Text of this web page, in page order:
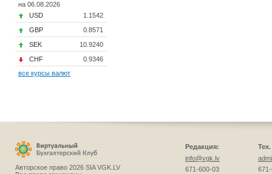
на 06.08.2026
USD
1.1542
GBP
0.8571
SEK
10.9240
CHF
0.9346
все курсы валют
Авторское право 2026 SIA VGK.LV
Редакция:
info@vgk.lv
671-600-03